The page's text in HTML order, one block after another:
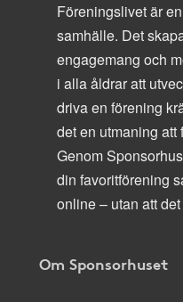
Föreningslivet är
samhälle. Det
engagemang och
i alla åldrar att
driva en förening
det en utmaning att
Genom
din favoritförening
online – utan att
Om Sponsorhuset